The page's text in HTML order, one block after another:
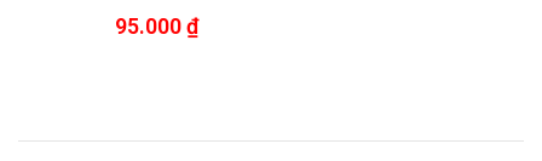
95.000₫